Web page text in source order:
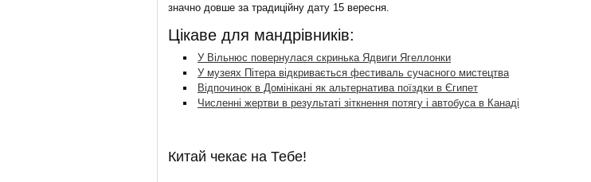
значно довше за традиційну дату 15 вересня.
Цікаве для мандрівників:
У Вільнюс повернулася скринька Ядвиги Ягеллонки
У музеях Пітера відкривається фестиваль сучасного мистецтва
Відпочинок в Домінікані як альтернатива поїздки в Єгипет
Численні жертви в результаті зіткнення потягу і автобуса в Канаді
Китай чекає на Тебе!